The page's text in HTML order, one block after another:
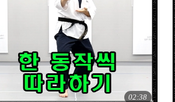
02:38